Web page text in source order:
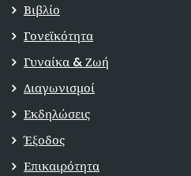
Βιβλίο
Γονεϊκότητα
Γυναίκα & Ζωή
Διαγωνισμοί
Εκδηλώσεις
Έξοδος
Επικαιρότητα